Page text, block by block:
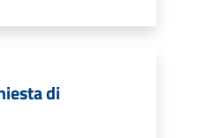
di